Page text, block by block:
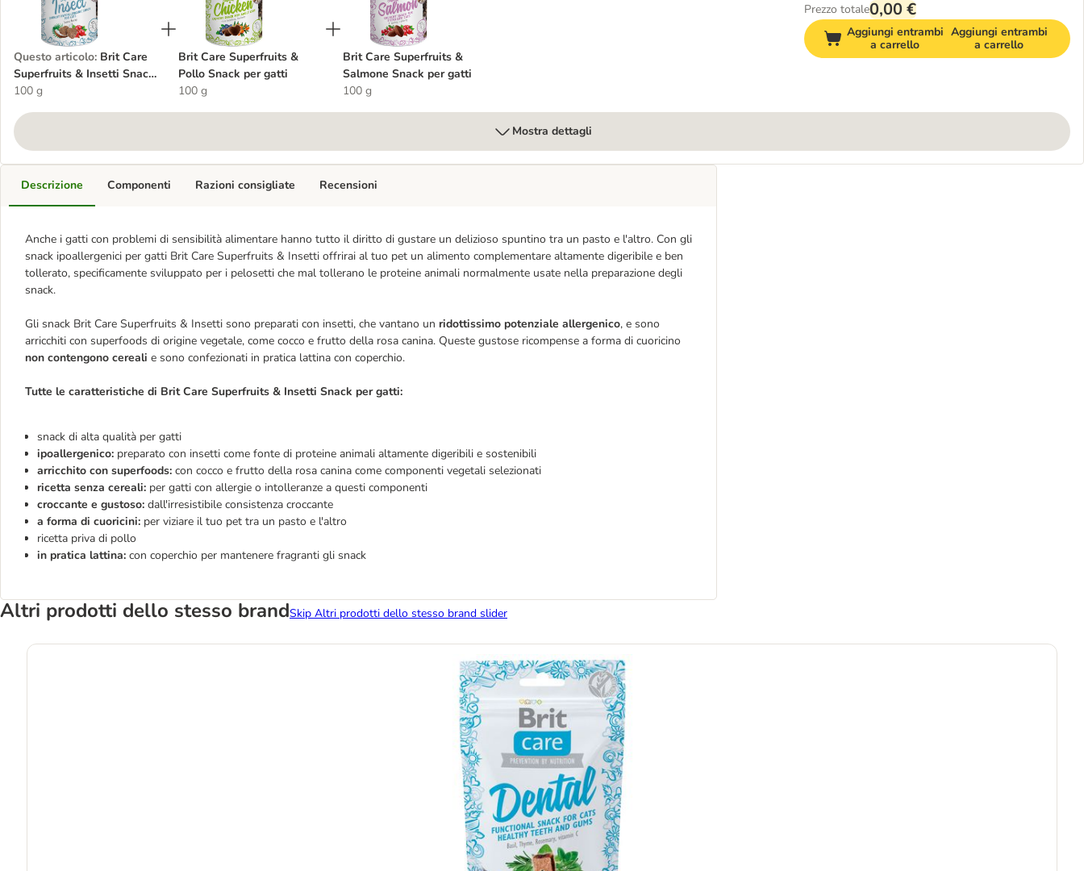
Questo articolo: Brit Care
Superfruits & Insetti Snack
per gatti
100 g
Brit Care Superfruits &
Pollo Snack per gatti
100 g
Brit Care Superfruits &
Salmone Snack per gatti
100 g
Prezzo totale0,00 €
Aggiungi entrambi
a carrello
Aggiungi entrambi
a carrello
Mostra dettagli
Descrizione
Anche i gatti con problemi di sensibilità alimentare hanno tutto il diritto di gustare un delizioso spuntino tra un pasto e l'altro. Con gli
snack ipoallergenici per gatti Brit Care Superfruits & Insetti offrirai al tuo pet un alimento complementare altamente digeribile e ben
tollerato, specificamente sviluppato per i pelosetti che mal tollerano le proteine animali normalmente usate nella preparazione degli
snack.
Gli snack Brit Care Superfruits & Insetti sono preparati con insetti, che vantano un ridottissimo potenziale allergenico, e sono
arricchiti con superfoods di origine vegetale, come cocco e frutto della rosa canina. Queste gustose ricompense a forma di cuoricino
non contengono cereali e sono confezionati in pratica lattina con coperchio.
Tutte le caratteristiche di Brit Care Superfruits & Insetti Snack per gatti:
snack di alta qualità per gatti
ipoallergenico: preparato con insetti come fonte di proteine animali altamente digeribili e sostenibili
arricchito con superfoods: con cocco e frutto della rosa canina come componenti vegetali selezionati
ricetta senza cereali: per gatti con allergie o intolleranze a questi componenti
croccante e gustoso: dall'irresistibile consistenza croccante
a forma di cuoricini: per viziare il tuo pet tra un pasto e l'altro
ricetta priva di pollo
in pratica lattina: con coperchio per mantenere fragranti gli snack
Componenti Razioni consigliate Recensioni
Altri prodotti dello stesso brandSkip Altri prodotti dello stesso brand slider